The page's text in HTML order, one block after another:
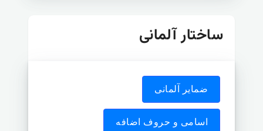
ساختار آلمانی
ضمایر آلمانی
اسامی و حروف اضافه